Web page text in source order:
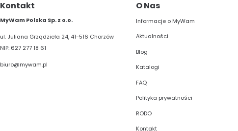
Kontakt
MyWam Polska Sp. z o.o.
ul. Juliana Grządziela 24, 41-516 Chorzów
NIP: 627 277 18 61
biuro@mywam.pl
O Nas
Informacje o MyWam
Aktualności
Blog
Katalogi
FAQ
Polityka prywatności
RODO
Kontakt